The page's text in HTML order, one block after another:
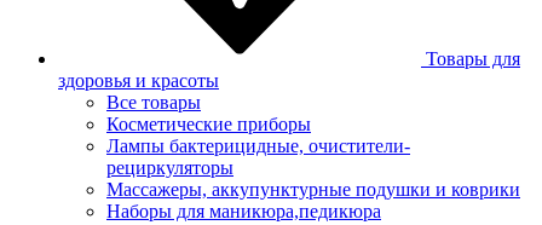
Товары для
здоровья и красоты
Все товары
Косметические приборы
Лампы бактерицидные, очистители-
рециркуляторы
Массажеры, аккупунктурные подушки и коврики
Наборы для маникюра,педикюра